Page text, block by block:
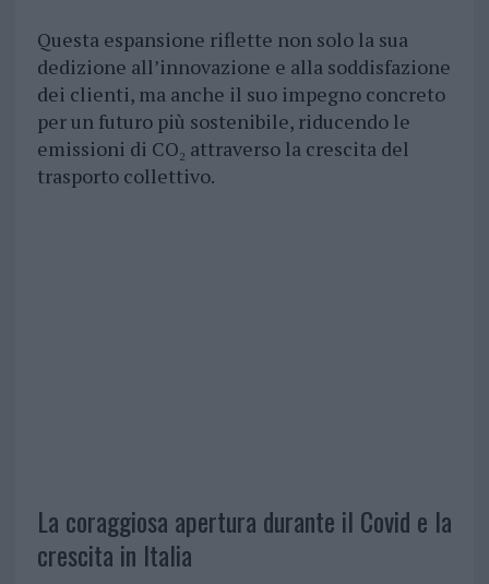
Questa espansione riflette non solo la sua
dedizione all’innovazione e alla soddisfazione
dei clienti, ma anche il suo impegno concreto
per un futuro più sostenibile, riducendo le
emissioni di CO₂ attraverso la crescita del
trasporto collettivo.
La coraggiosa apertura durante il Covid e la
crescita in Italia